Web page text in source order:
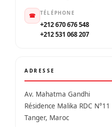
☎ TÉLÉPHONE
+212 670 676 548
+212 531 068 207
ADRESSE
Av. Mahatma Gandhi
Résidence Malika RDC N°11
Tanger, Maroc